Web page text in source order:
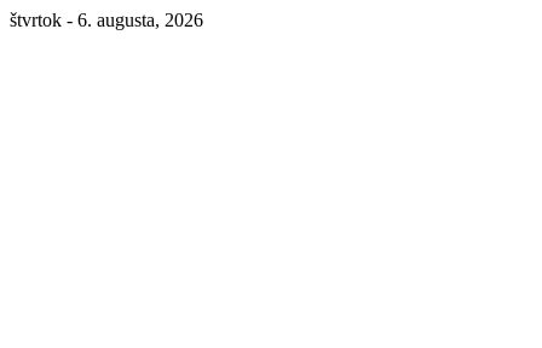
štvrtok - 6. augusta, 2026